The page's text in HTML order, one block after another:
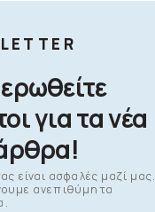
για τα νέα
είναι ασφαλές μαζί μας.
ανεπιθύμητα